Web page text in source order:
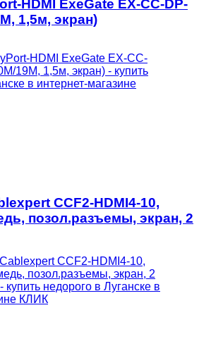
HDMI ExeGate EX-CC-DP-
1,5м, экран)
CCF2-HDMI4-10,
позол.разъемы, экран, 2